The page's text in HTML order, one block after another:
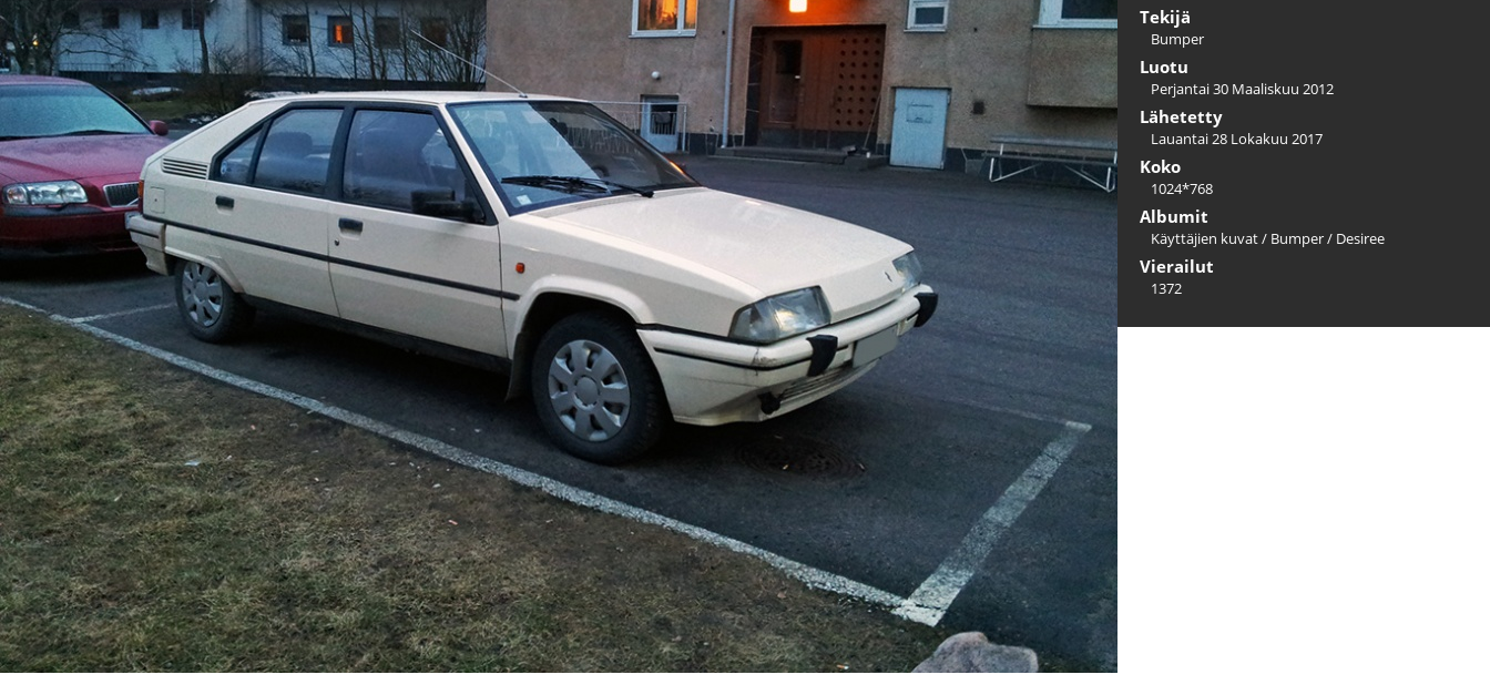
Tekijä
Bumper
Luotu
Perjantai 30 Maaliskuu 2012
Lähetetty
Lauantai 28 Lokakuu 2017
Koko
1024*768
Albumit
Käyttäjien kuvat/ Bumper/ Desiree
Vierailut
1372